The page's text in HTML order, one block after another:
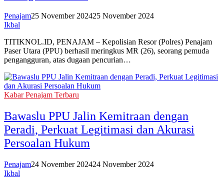
Penajam25 November 202425 November 2024
Ikbal
TITIKNOL.ID, PENAJAM – Kepolisian Resor (Polres) Penajam
Paser Utara (PPU) berhasil meringkus MR (26), seorang pemuda
pengangguran, atas dugaan pencurian…
Kabar Penajam Terbaru
Bawaslu PPU Jalin Kemitraan dengan
Peradi, Perkuat Legitimasi dan Akurasi
Persoalan Hukum
Penajam24 November 202424 November 2024
Ikbal